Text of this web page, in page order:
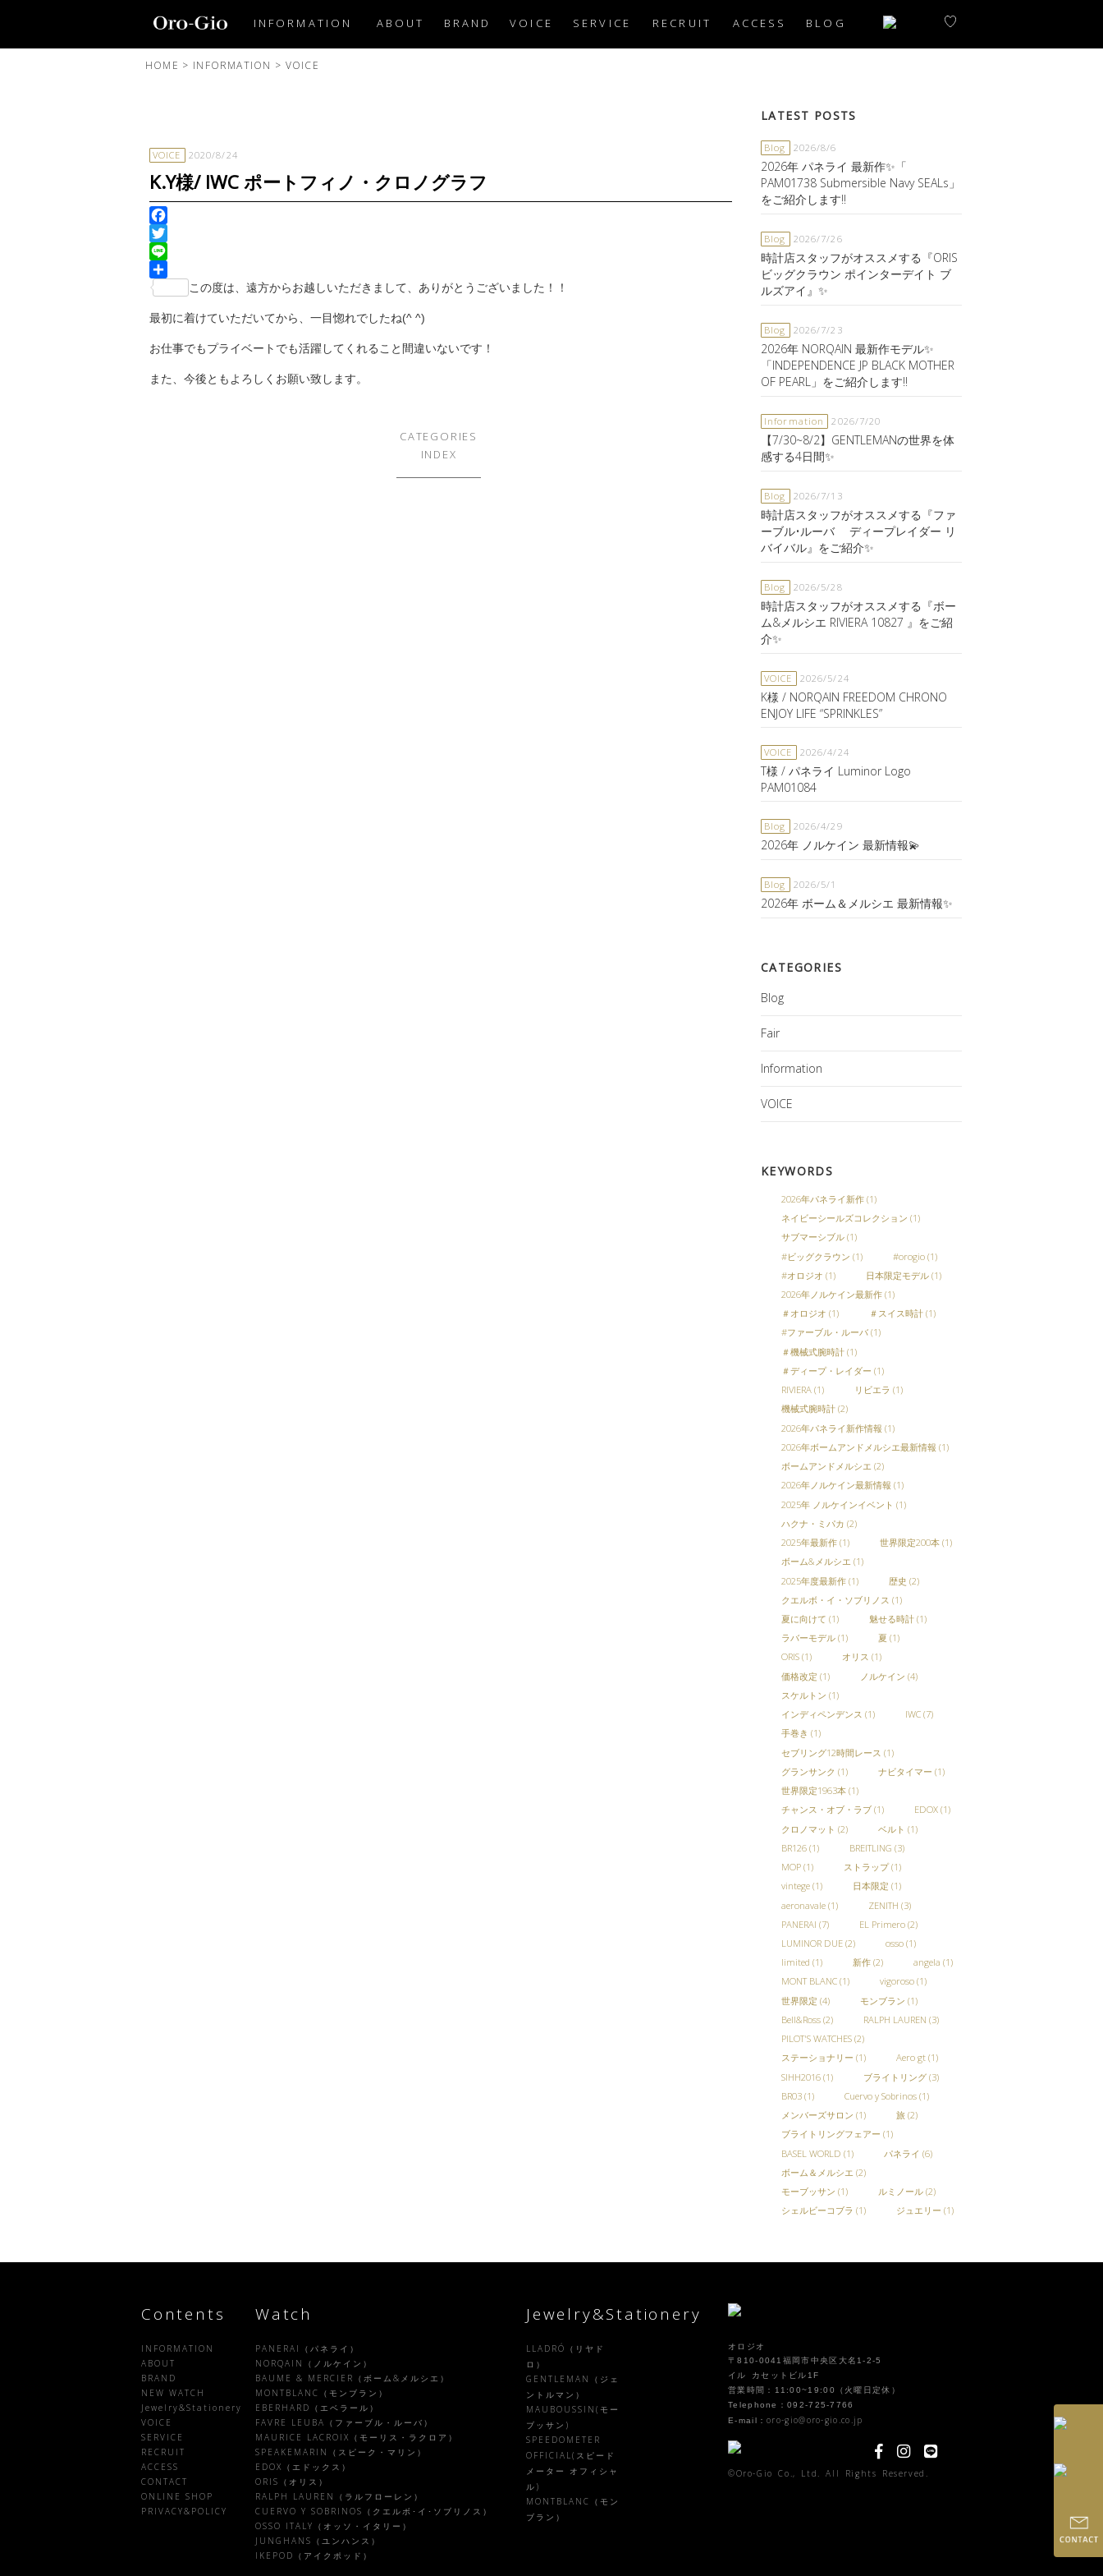
INFORMATION ABOUT BRAND VOICE SERVICE RECRUIT ACCESS BLOG
HOME > INFORMATION > VOICE
VOICE 2020/8/24
K.Y様/ IWC ポートフィノ・クロノグラフ
Facebook
Twitter
Line
共
この度は、遠方からお越しいただきまして、ありがとうございました！！
最初に着けていただいてから、一目惚れでしたね(^ ^)
お仕事でもプライベートでも活躍してくれること間違いないです！
また、今後ともよろしくお願い致します。
CATEGORIES
INDEX
LATEST POSTS
Blog 2026/8/6
2026年 パネライ 最新作✨「
PAM01738 Submersible Navy SEALs」
をご紹介します‼️
Blog 2026/7/26
時計店スタッフがオススメする『ORIS
ビッグクラウン ポインターデイト ブ
ルズアイ』✨
Blog 2026/7/23
2026年 NORQAIN 最新作モデル✨
「INDEPENDENCE JP BLACK MOTHER
OF PEARL」をご紹介します‼️
Information 2026/7/20
【7/30~8/2】GENTLEMANの世界を体
感する4日間✨
Blog 2026/7/13
時計店スタッフがオススメする『ファ
ーブル•ルーバ ディープレイダー リ
バイバル』をご紹介✨
Blog 2026/5/28
時計店スタッフがオススメする『ボー
ム&メルシエ RIVIERA 10827 』をご紹
介✨
VOICE 2026/5/24
K様 / NORQAIN FREEDOM CHRONO
ENJOY LIFE “SPRINKLES”
VOICE 2026/4/24
T様 / パネライ Luminor Logo
PAM01084
Blog 2026/4/29
2026年 ノルケイン 最新情報💫
Blog 2026/5/1
2026年 ボーム＆メルシエ 最新情報✨
CATEGORIES
Blog
Fair
Information
VOICE
KEYWORDS
2026年パネライ新作(1)
ネイビーシールズコレクション (1)
サブマーシブル(1)
#ビッグクラウン (1) #orogio(1)
#オロジオ (1) 日本限定モデル(1)
2026年ノルケイン最新作(1)
＃オロジオ (1) ＃スイス時計(1)
#ファーブル・ルーバ(1)
＃機械式腕時計(1)
＃ディープ・レイダー (1)
RIVIERA(1) リビエラ (1)
機械式腕時計(2)
2026年パネライ新作情報 (1)
2026年ボームアンドメルシエ最新情報 (1)
ボームアンドメルシエ(2)
2026年ノルケイン最新情報 (1)
2025年 ノルケインイベント (1)
ハクナ・ミパカ (2)
2025年最新作(1) 世界限定200本(1)
ボーム&メルシエ(1)
2025年度最新作(1) 歴史 (2)
クエルボ・イ・ソブリノス (1)
夏に向けて (1) 魅せる時計(1)
ラバーモデル(1) 夏 (1)
ORIS(1) オリス (1)
価格改定 (1) ノルケイン (4)
スケルトン (1)
インディペンデンス (1) IWC(7)
手巻き (1)
セブリング12時間レース (1)
グランサンク (1) ナビタイマー (1)
世界限定1963本(1)
チャンス・オブ・ラブ(1) EDOX(1)
クロノマット (2) ベルト (1)
BR126(1) BREITLING (3)
MOP(1) ストラップ(1)
vintege(1) 日本限定 (1)
aeronavale(1) ZENITH (3)
PANERAI (7) EL Primero(2)
LUMINOR DUE(2) osso(1)
limited (1) 新作(2) angela (1)
MONT BLANC(1) vigoroso(1)
世界限定 (4) モンブラン (1)
Bell&Ross(2) RALPH LAUREN (3)
PILOT'S WATCHES(2)
ステーショナリー (1) Aero gt(1)
SIHH2016(1) ブライトリング(3)
BR03(1) Cuervo y Sobrinos(1)
メンバーズサロン (1) 旅(2)
ブライトリングフェアー (1)
BASEL WORLD (1) パネライ (6)
ボーム＆メルシエ (2)
モーブッサン (1) ルミノール(2)
シェルビーコブラ (1) ジュエリー (1)
Contents
INFORMATION
ABOUT
BRAND
NEW WATCH
Jewelry&Stationery
VOICE
SERVICE
RECRUIT
ACCESS
CONTACT
ONLINE SHOP
PRIVACY&POLICY
Watch
PANERAI（パネライ）
NORQAIN（ノルケイン）
BAUME & MERCIER（ボーム&メルシエ）
MONTBLANC（モンブラン）
EBERHARD（エベラール）
FAVRE LEUBA（ファーブル・ルーバ）
MAURICE LACROIX（モーリス・ラクロア）
SPEAKEMARIN（スピーク・マリン）
EDOX（エドックス）
ORIS（オリス）
RALPH LAUREN（ラルフローレン）
CUERVO Y SOBRINOS（クエルボ･イ･ソブリノス）
OSSO ITALY（オッソ・イタリー）
JUNGHANS（ユンハンス）
IKEPOD（アイクポッド）
Jewelry&Stationery
LLADRÓ（リヤド
ロ）
GENTLEMAN（ジェ
ントルマン）
MAUBOUSSIN(モー
ブッサン)
SPEEDOMETER
OFFICIAL(スピード
メーター オフィシャ
ル)
MONTBLANC（モン
ブラン）
オロジオ
〒810-0041福岡市中央区大名1-2-5
イル カセットビル1F
営業時間：11:00~19:00（火曜日定休）
Telephone：092-725-7766
E-mail：oro-gio@oro-gio.co.jp
©Oro-Gio Co., Ltd. All Rights Reserved.